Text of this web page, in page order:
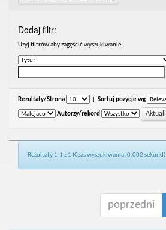
Dodaj filtr:
Uzyj filtrów aby zagęścić wyszukiwanie.
Rezultaty/Strona Sortuj pozycje wg
Autorzy/rekord
Rezultaty 1-1 z 1 (Czas wyszukiwania: 0.002 sekund).
poprzedni